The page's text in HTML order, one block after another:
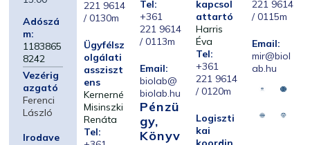
Adószá
m:
1183865
8242
Vezérig
azgató
Ferenci
László
Irodave
221 9614
/ 0130m
Ügyfélsz
olgálati
assziszt
ens
Kernerné
Misinszki
Renáta
Tel:
Tel:
+361
221 9614
/ 0113m
Email:
biolab@
biolab.hu
Pénzü
Gy,
Könyv
kapcsol
attartó
Harris
Éva
Tel:
+361
221 9614
/ 0120m
Logiszti
kai
221 9614
/ 0115m
Email:
mir@biol
ab.hu